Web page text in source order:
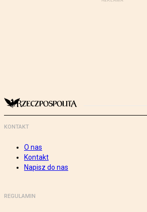
KONTAKT
O nas
Kontakt
Napisz do nas
REGULAMIN